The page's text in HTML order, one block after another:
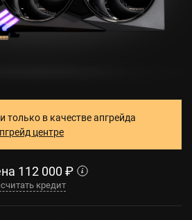
только в качестве апгрейда
центре
112 000 ₽
кредит